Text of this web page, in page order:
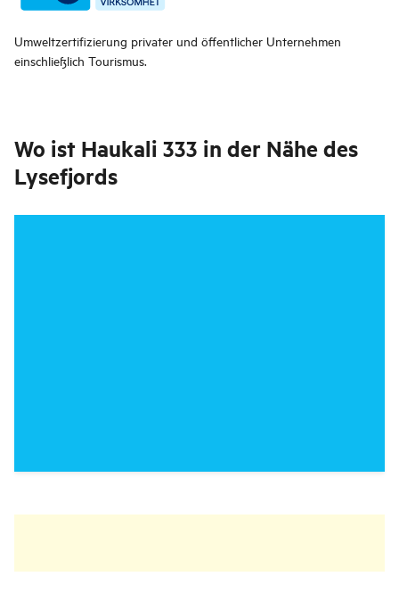
Umweltzertifizierung privater und öffentlicher Unternehmen
einschließlich Tourismus.
Wo ist Haukali 333 in der Nähe des
Lysefjords